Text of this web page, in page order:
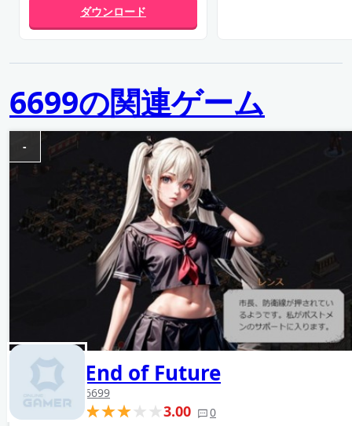
ダウンロード
6699の関連ゲーム
End of Future
6699
3.00 0
-